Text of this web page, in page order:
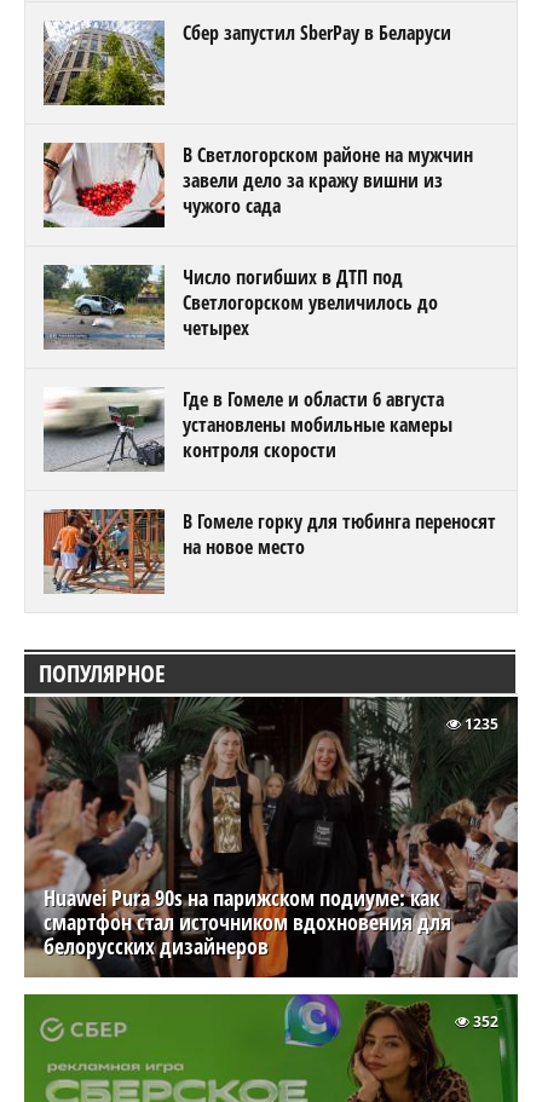
Сбер запустил SberPay в Беларуси
В Светлогорском районе на мужчин
завели дело за кражу вишни из
чужого сада
Число погибших в ДТП под
Светлогорском увеличилось до
четырех
Где в Гомеле и области 6 августа
установлены мобильные камеры
контроля скорости
В Гомеле горку для тюбинга переносят
на новое место
ПОПУЛЯРНОЕ
Huawei Pura 90s на парижском подиуме: как
смартфон стал источником вдохновения для
белорусских дизайнеров
1235
352